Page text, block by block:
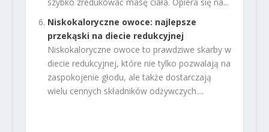
Niskokaloryczne owoce: najlepsze
przekąski na diecie redukcyjnej
Niskokaloryczne owoce to prawdziwe skarby w
diecie redukcyjnej, które nie tylko pozwalają na
zaspokojenie głodu, ale także dostarczają
wielu cennych składników odżywczych....